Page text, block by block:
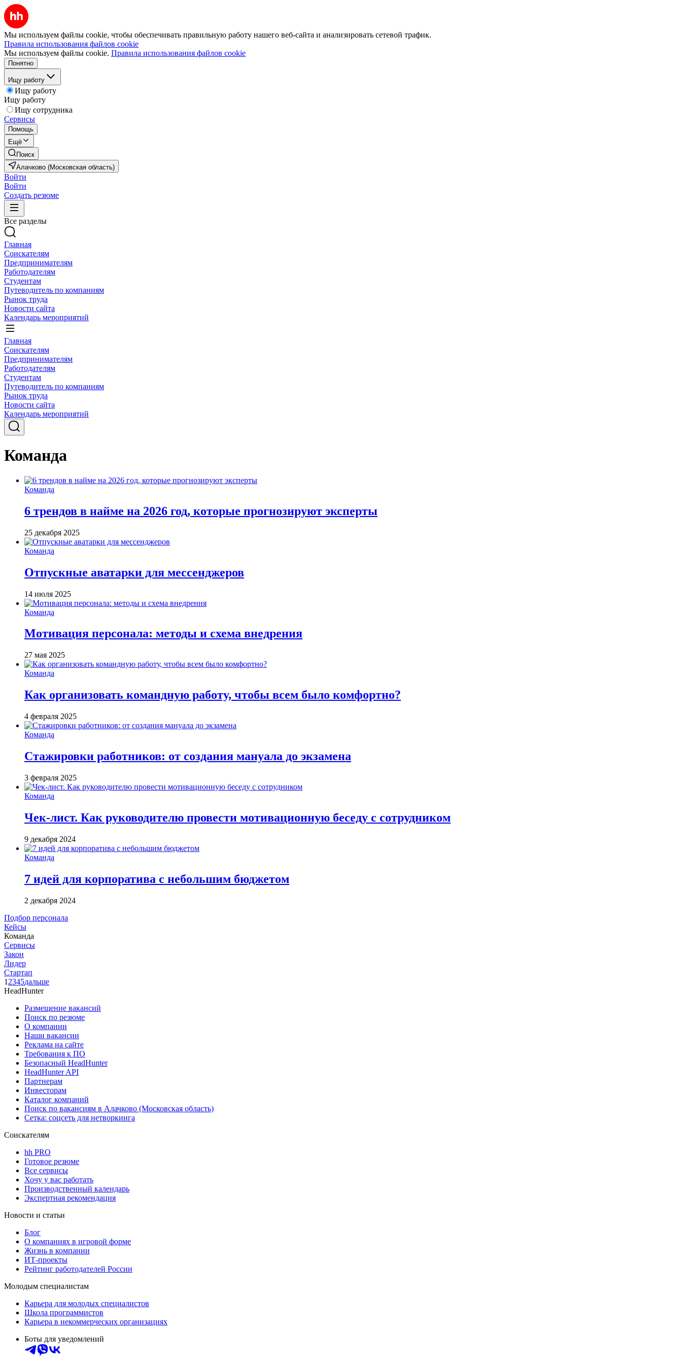
Мы используем файлы cookie, чтобы обеспечивать правильную работу нашего веб-сайта и анализировать сетевой трафик.
Правила использования файлов cookie
Мы используем файлы cookie. Правила использования файлов cookie
Понятно
Ищу работу
Ищу работу
Ищу работу
Ищу сотрудника
Сервисы
Помощь
Ещё
Поиск
Алачково (Московская область)
Войти
Войти
Создать резюме
Все разделы
Главная
Соискателям
Предпринимателям
Работодателям
Студентам
Путеводитель по компаниям
Рынок труда
Новости сайта
Календарь мероприятий
Главная
Соискателям
Предпринимателям
Работодателям
Студентам
Путеводитель по компаниям
Рынок труда
Новости сайта
Календарь мероприятий
Команда
Команда
6 трендов в найме на 2026 год, которые прогнозируют эксперты
25 декабря 2025
Команда
Отпускные аватарки для мессенджеров
14 июля 2025
Команда
Мотивация персонала: методы и схема внедрения
27 мая 2025
Команда
Как организовать командную работу, чтобы всем было комфортно?
4 февраля 2025
Команда
Стажировки работников: от создания мануала до экзамена
3 февраля 2025
Команда
Чек-лист. Как руководителю провести мотивационную беседу с сотрудником
9 декабря 2024
Команда
7 идей для корпоратива с небольшим бюджетом
2 декабря 2024
Подбор персонала
Кейсы
Команда
Сервисы
Закон
Лидер
Стартап
1 2345дальше
HeadHunter
Размещение вакансий
Поиск по резюме
О компании
Наши вакансии
Реклама на сайте
Требования к ПО
Безопасный HeadHunter
HeadHunter API
Партнерам
Инвесторам
Каталог компаний
Поиск по вакансиям в Алачково (Московская область)
Сетка: соцсеть для нетворкинга
Соискателям
hh PRO
Готовое резюме
Все сервисы
Хочу у вас работать
Производственный календарь
Экспертная рекомендация
Новости и статьи
Блог
О компаниях в игровой форме
Жизнь в компании
ИТ-проекты
Рейтинг работодателей России
Молодым специалистам
Карьера для молодых специалистов
Школа программистов
Карьера в некоммерческих организациях
Боты для уведомлений